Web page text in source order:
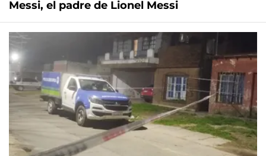
Messi, el padre de Lionel Messi